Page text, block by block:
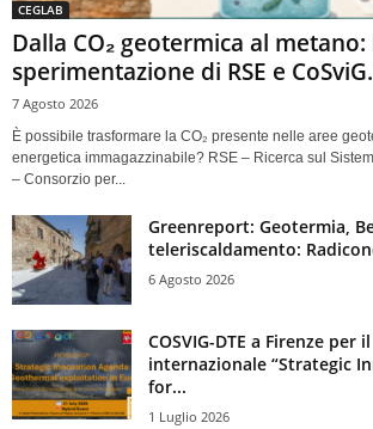
CEGLAB
Dalla CO₂ geotermica al metano:
sperimentazione di RSE e
7 Agosto 2026
È possibile trasformare la CO₂ presente nelle aree
energetica immagazzinabile? RSE – Ricerca sul
– Consorzio per...
Greenreport: Geotermia,
teleriscaldamento:
6 Agosto 2026
COSVIG-DTE a Firenze per
internazionale “Strategic
for...
1 Luglio 2026